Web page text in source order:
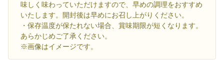
味しく味わっていただけますので、早めの調理をおすすめ
いたします。開封後は早めにお召し上がりください。
・保存温度が保たれない場合、賞味期限が短くなります。
あらかじめご了承ください。
※画像はイメージです。